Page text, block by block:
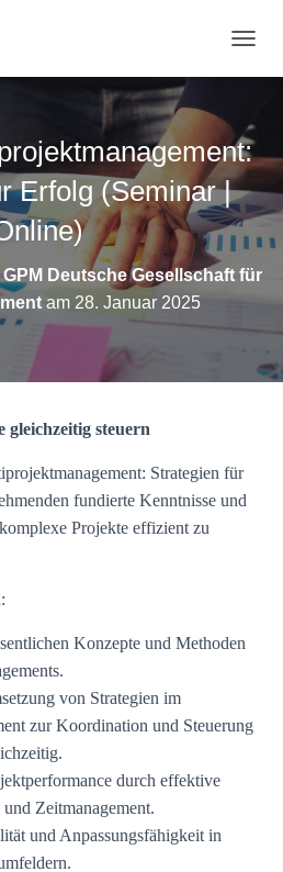
A
G
A
I
O
M
C
Erfolg (Seminar |
Deutsche Gesellschaft für
am 28. Januar 2025
steuern
Strategien für
fundierte Kenntnisse und
Projekte effizient zu
Konzepte und Methoden
von Strategien im
zur Koordination und Steuerung
durch effektive
Zeitmanagement.
und Anpassungsfähigkeit in